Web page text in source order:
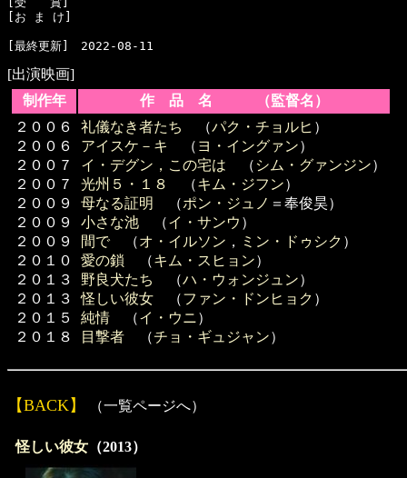
[お ま け]
[出演映画]
制作年
作 品 名 （監督名）
２００６
２００６
２００７
２００７
２００９
２００９
２００９
２０１０
２０１３
２０１３
２０１５
２０１８
礼儀なき者たち （パク・チョルヒ ）
アイスケ－キ
（ ヨ・イングァン）
イ・デグン，この宅は （ シム・グァンジン）
光州５・１８
（キム・ジフン）
母なる証明
（ポン・ジュノ ＝奉俊昊）
小さな池 （イ・サンウ ）
間で（オ・イルソン ， ミン・ドゥシク ）
愛の鎖 （キム・スヒョン）
野良犬たち
（ハ・ウォンジュン）
怪しい彼女 （ファン・ドンヒョク ）
純情 （イ・ウニ）
目撃者 （チョ・ギュジャン）
【BACK】 （一覧ページへ）
怪しい彼女（2013）